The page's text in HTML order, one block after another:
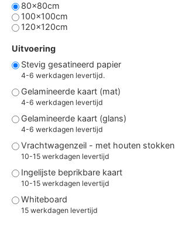
80x80cm
100x100cm
120x120cm
Uitvoering
Stevig gesatineerd papier
4-6 werkdagen levertijd.
Gelamineerde kaart (mat)
4-6 werkdagen levertijd
Gelamineerde kaart (glans)
4-6 werkdagen levertijd
Vrachtwagenzeil - met houten stokken
10-15 werkdagen levertijd
Ingelijste beprikbare kaart
10-15 werkdagen levertijd
Whiteboard
15 werkdagen levertijd